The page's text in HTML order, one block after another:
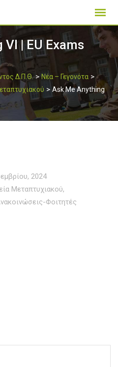
εργαλείων
| EU Exams
Δ.Π.Θ.>Νέα – Γεγονότα >
>Ask Me Anything
2024
Μεταπτυχιακού,
Φοιτητές